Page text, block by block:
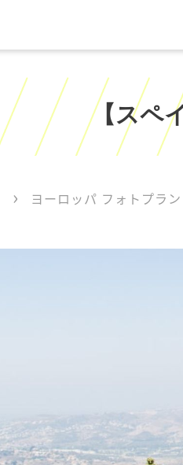
【スペ
ヨーロッパ フォトプラン